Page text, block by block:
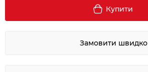
Купити
Замовити швидко